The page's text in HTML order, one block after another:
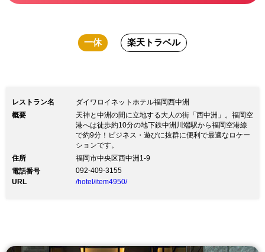
一休 楽天トラベル
レストラン名
ダイワロイネットホテル福岡西中洲
概要
天神と中洲の間に立地する大人の街「西中洲」。福岡空
港へは徒歩約10分の地下鉄中洲川端駅から福岡空港線
で約9分！ビジネス・遊びに抜群に便利で最適なロケー
ションです。
住所
福岡市中央区西中洲1-9
電話番号
092-409-3155
URL
/hotel/item4950/